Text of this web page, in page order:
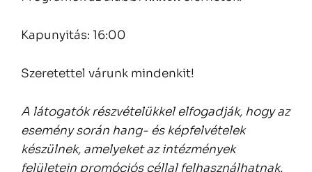
Kapunyitás: 16:00
Szeretettel várunk mindenkit!
A látogatók részvételükkel elfogadják, hogy az
esemény során hang- és képfelvételek
készülnek, amelyeket az intézmények
felületein promóciós céllal felhasználhatnak.